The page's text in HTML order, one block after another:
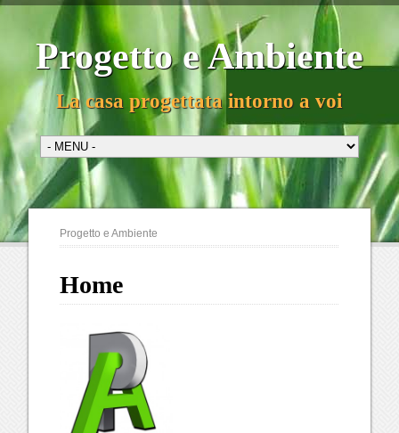
Progetto e Ambiente
La casa progettata intorno a voi
Progetto e Ambiente
Home